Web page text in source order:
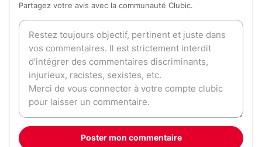
Partagez votre avis avec la communauté Clubic.
Poster mon commentaire